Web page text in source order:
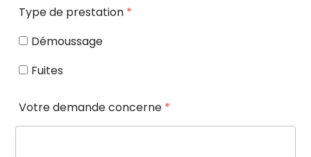
Type de prestation *
Démoussage
Fuites
Votre demande concerne *